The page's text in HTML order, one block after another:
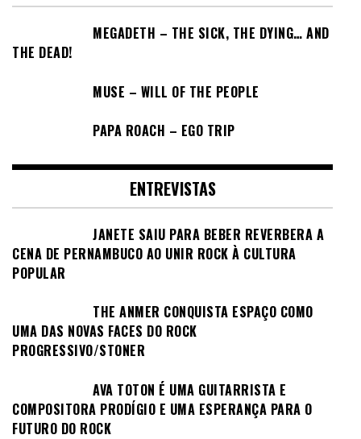
MEGADETH – THE SICK, THE DYING… AND
THE DEAD!
MUSE – WILL OF THE PEOPLE
PAPA ROACH – EGO TRIP
ENTREVISTAS
JANETE SAIU PARA BEBER REVERBERA A
CENA DE PERNAMBUCO AO UNIR ROCK À CULTURA
POPULAR
THE ANMER CONQUISTA ESPAÇO COMO
UMA DAS NOVAS FACES DO ROCK
PROGRESSIVO/STONER
AVA TOTON É UMA GUITARRISTA E
COMPOSITORA PRODÍGIO E UMA ESPERANÇA PARA O
FUTURO DO ROCK